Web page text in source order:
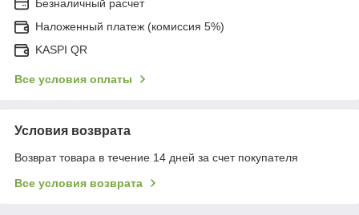
Безналичный расчет
Наложенный платеж (комиссия 5%)
KASPI QR
Все условия оплаты
Условия возврата
Возврат товара в течение 14 дней за счет покупателя
Все условия возврата